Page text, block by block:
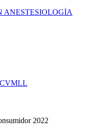
ANESTESIOLOGÍA
CVMLL